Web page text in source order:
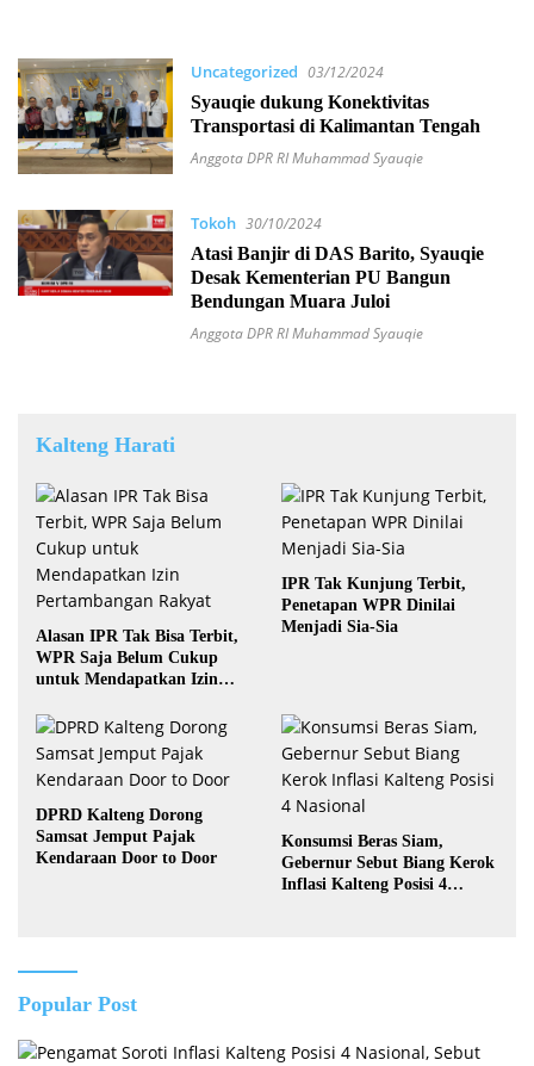
Uncategorized 03/12/2024
Syauqie dukung Konektivitas
Transportasi di Kalimantan Tengah
Anggota DPR RI Muhammad Syauqie
Tokoh 30/10/2024
Atasi Banjir di DAS Barito, Syauqie
Desak Kementerian PU Bangun
Bendungan Muara Juloi
Anggota DPR RI Muhammad Syauqie
Kalteng Harati
Alasan IPR Tak Bisa Terbit,
WPR Saja Belum Cukup
untuk Mendapatkan Izin
IPR Tak Kunjung Terbit,
Penetapan WPR Dinilai
Menjadi Sia-Sia
DPRD Kalteng Dorong
Samsat Jemput Pajak
Kendaraan Door to Door
Konsumsi Beras Siam,
Gebernur Sebut Biang Kerok
Inflasi Kalteng Posisi 4
Popular Post